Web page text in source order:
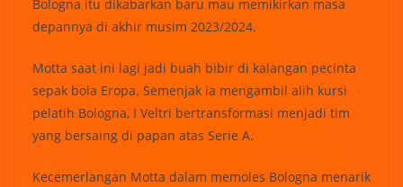
Bologna itu dikabarkan baru mau memikirkan masa
depannya di akhir musim 2023/2024.
Motta saat ini lagi jadi buah bibir di kalangan pecinta
sepak bola Eropa. Semenjak ia mengambil alih kursi
pelatih Bologna, I Veltri bertransformasi menjadi tim
yang bersaing di papan atas Serie A.
Kecemerlangan Motta dalam memoles Bologna menarik